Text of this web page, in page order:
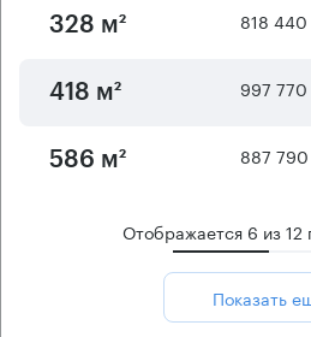
328 м² 818
418 м² 997
586 м² 887
Отображается 6 из12
Показать